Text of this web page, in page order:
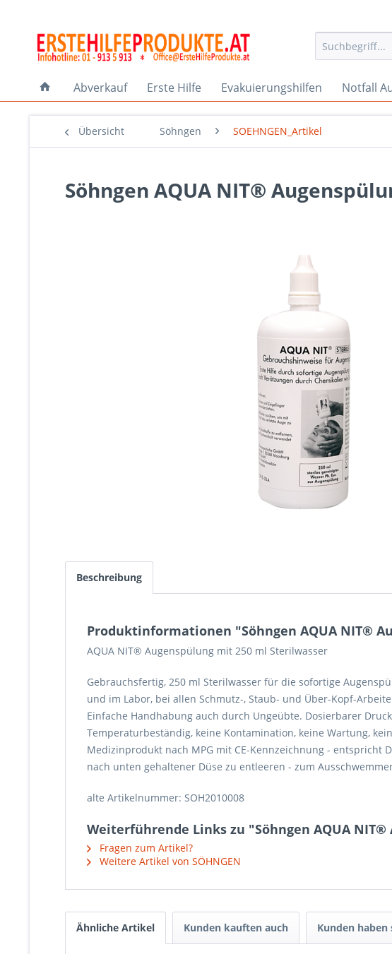
Abverkauf Erste Hilfe Evakuierungshilfen Notfall
Übersicht Söhngen SOEHNGEN_Artikel
Söhngen AQUA NIT®
Beschreibung
Produktinformationen "Söhngen AQUA NIT®
AQUA NIT® Augenspülung mit 250 ml Sterilwasser
Gebrauchsfertig, 250 ml Sterilwasser für die sofortige
und im Labor, bei allen Schmutz-, Staub- und Über-Kopf-
Einfache Handhabung auch durch Ungeübte. Dosierbarer
Temperaturbeständig, keine Kontamination, keine Wartung,
Medizinprodukt nach MPG mit CE-Kennzeichnung -
nach unten gehaltener Düse zu entleeren - zum
alte Artikelnummer: SOH2010008
Weiterführende Links zu "Söhngen AQUA
Fragen zum Artikel?
Weitere Artikel von SÖHNGEN
Ähnliche Artikel Kunden kauften auch Kunden haben